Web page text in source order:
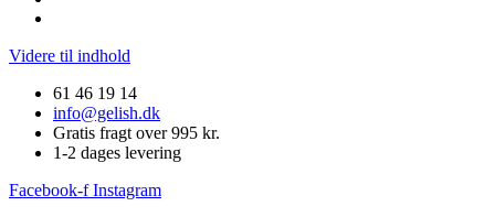
Videre til indhold
61 46 19 14
info@gelish.dk
Gratis fragt over 995 kr.
1-2 dages levering
Facebook-f Instagram